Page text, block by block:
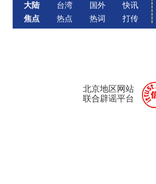
大陆
焦点
台湾
热点
国外
热词
快讯
打传
北京地区网站
联合辟谣平台